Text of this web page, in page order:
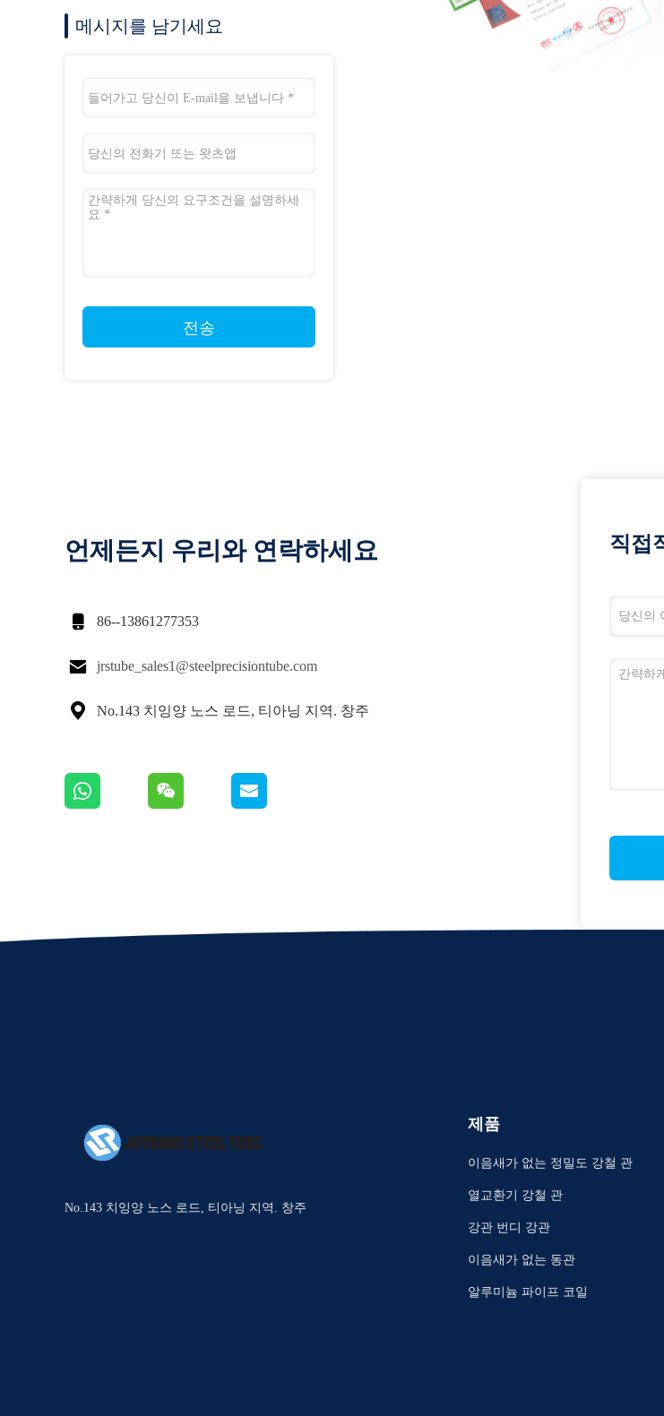
메시지를 남기세요
전송
언제든지 우리와 연락하세요
 86--13861277353
 jrstube_sales1@steelprecisiontube.com
 No.143 치잉양 노스 로드, 티아닝 지역. 창주
직접
No.143 치잉양 노스 로드, 티아닝 지역. 창주
제품
이음새가 없는 정밀도 강철 관
열교환기 강철 관
강관 번디 강관
이음새가 없는 동관
알루미늄 파이프 코일